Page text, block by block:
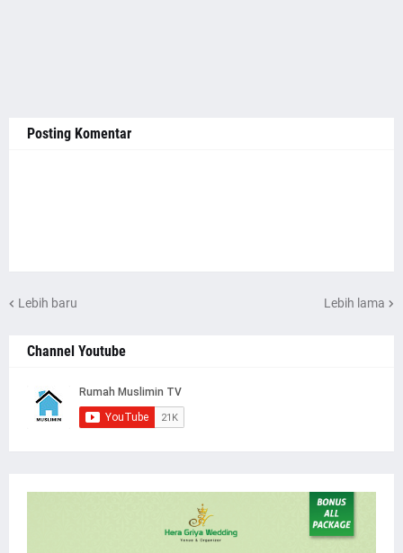
Posting Komentar
Lebih baru Lebih lama
Channel Youtube